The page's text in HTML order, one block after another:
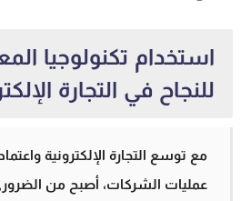
استخدام تكنولوجيا
للنجاح في التجارة
مع توسع التجارة الإلكترونية
عمليات الشركات، أصبح من